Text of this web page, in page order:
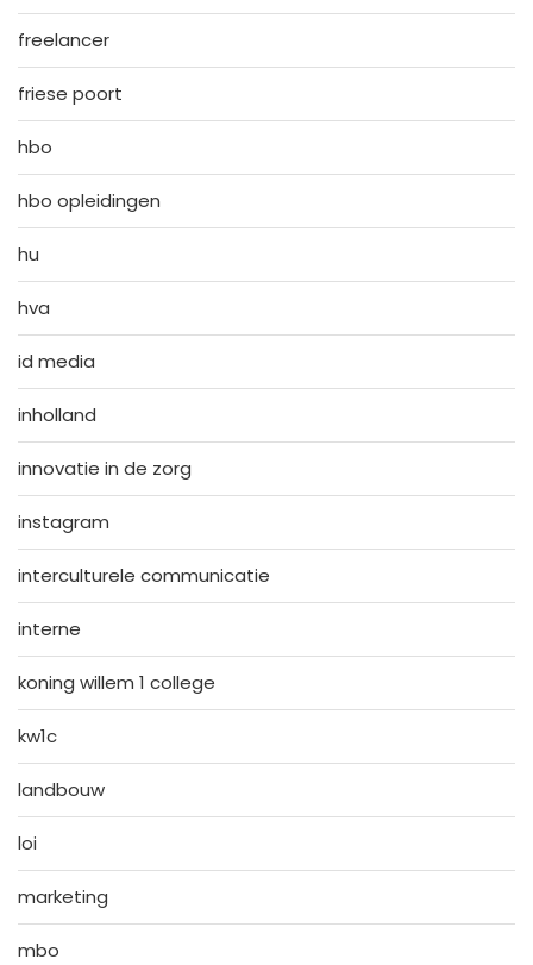
freelancer
friese poort
hbo
hbo opleidingen
hu
hva
id media
inholland
innovatie in de zorg
instagram
interculturele communicatie
interne
koning willem 1 college
kw1c
landbouw
loi
marketing
mbo